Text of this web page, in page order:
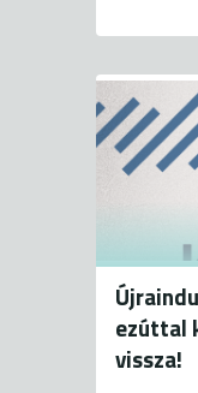
ezúttal
vissza!